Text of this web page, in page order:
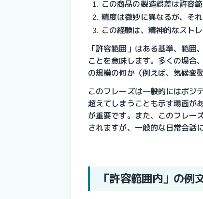
この商品の製造誤差は許容範
精度は微妙に異なるが、そ
この経験は、精神的なスト
「許容範囲」はある基準、範
ことを意味します。多くの場合
の規模の何か（例えば、気候変
このフレーズは一般的にはポジ
超えてしまうことも示す場面が
が重要です。また、このフレー
されますが、一般的な日常会話
「許容範囲内」の例